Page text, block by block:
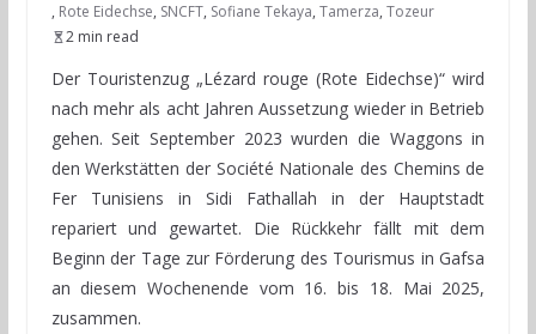
, Rote Eidechse, SNCFT, Sofiane Tekaya, Tamerza, Tozeur
2 min read
Der Touristenzug „Lézard rouge (Rote Eidechse)“ wird
nach mehr als acht Jahren Aussetzung wieder in Betrieb
gehen. Seit September 2023 wurden die Waggons in
den Werkstätten der Société Nationale des Chemins de
Fer Tunisiens in Sidi Fathallah in der Hauptstadt
repariert und gewartet. Die Rückkehr fällt mit dem
Beginn der Tage zur Förderung des Tourismus in Gafsa
an diesem Wochenende vom 16. bis 18. Mai 2025,
zusammen.